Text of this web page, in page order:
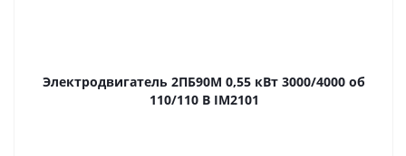
Электродвигатель 2ПБ90М 0,55 кВт 3000/4000 об
110/110 В IM2101